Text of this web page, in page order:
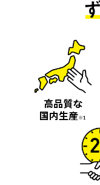
高品質な
国内生産※1